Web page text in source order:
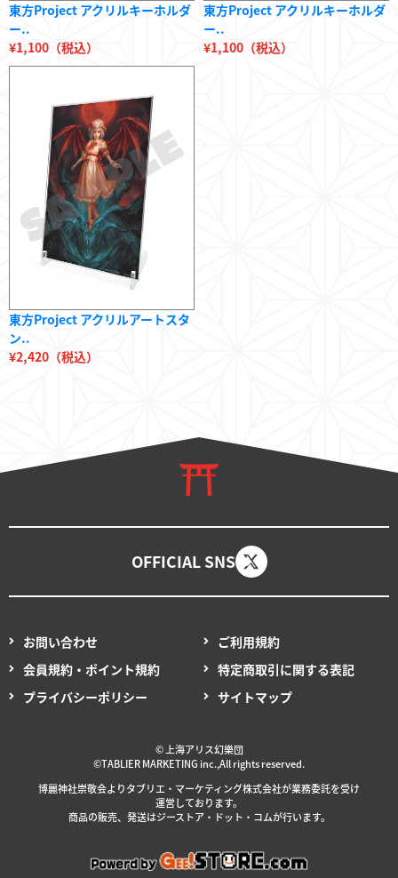
東方Project アクリルキーホルダ
ー..
¥1,100（税込）
東方Project アクリルキーホルダ
ー..
¥1,100（税込）
東方Project アクリルアートスタ
ン..
¥2,420（税込）
OFFICIAL SNS
お問い合わせ
ご利用規約
会員規約・ポイント規約
特定商取引に関する表記
プライバシーポリシー
サイトマップ
© 上海アリス幻樂団
©TABLIER MARKETING inc.,All rights reserved.
博麗神社崇敬会よりタブリエ・マーケティング株式会社が業務委託を受け
運営しております。
商品の販売、発送はジーストア・ドット・コムが行います。